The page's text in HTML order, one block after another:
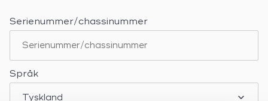
Serienummer/chassinummer
Språk